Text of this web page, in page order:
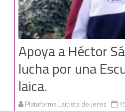
Apoya a Héctor
lucha por una
laica.
Plataforma Laicista de Jerez